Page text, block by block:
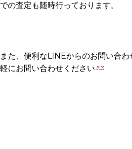
での査定も随時行っております。
また、便利なLINEからのお問い合
軽にお問い合わせください